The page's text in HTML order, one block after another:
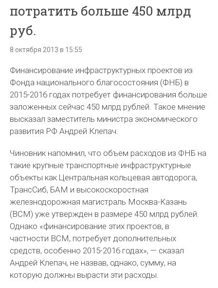
потратить больше 450 млрд
руб.
8 октября 2013 в 15:55
Финансирование инфраструктурных проектов из
Фонда национального благосостояния (ФНБ) в
2015-2016 годах потребует финансирования больше
заложенных сейчас 450 млрд рублей. Такое мнение
высказал заместитель министра экономического
развития РФ Андрей Клепач.
Чиновник напомнил, что объем расходов из ФНБ на
такие крупные транспортные инфраструктурные
объекты как Центральная кольцевая автодорога,
ТрансСиб, БАМ и высокоскоростная
железнодорожная магистраль Москва-Казань
(ВСМ) уже утвержден в размере 450 млрд рублей.
Однако «финансирование этих проектов, в
частности ВСМ, потребует дополнительных
средств, особенно 2015-2016 годах», — сказал
Андрей Клепач, не назвав, однако, сумму, на
которую должны вырасти эти расходы.